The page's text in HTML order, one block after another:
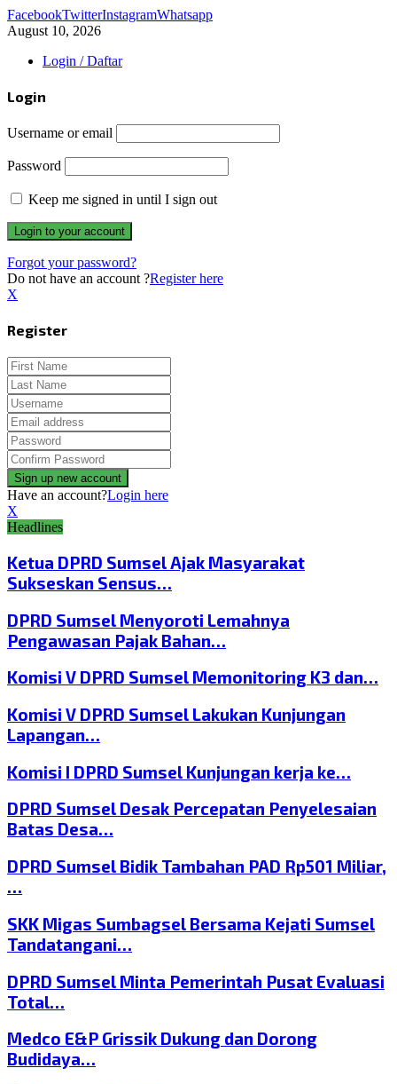
FacebookTwitterInstagramWhatsapp
August 10, 2026
Login / Daftar
Login
Username or email
Password
Keep me signed in until I sign out
Forgot your password?
Do not have an account ?Register here
X
Register
Have an account?Login here
X
Headlines
Ketua DPRD Sumsel Ajak Masyarakat
Sukseskan Sensus…
DPRD Sumsel Menyoroti Lemahnya
Pengawasan Pajak Bahan…
Komisi V DPRD Sumsel Memonitoring K3 dan…
Komisi V DPRD Sumsel Lakukan Kunjungan
Lapangan…
Komisi I DPRD Sumsel Kunjungan kerja ke…
DPRD Sumsel Desak Percepatan Penyelesaian
Batas Desa…
DPRD Sumsel Bidik Tambahan PAD Rp501 Miliar,
…
SKK Migas Sumbagsel Bersama Kejati Sumsel
Tandatangani…
DPRD Sumsel Minta Pemerintah Pusat Evaluasi
Total…
Medco E&P Grissik Dukung dan Dorong
Budidaya…